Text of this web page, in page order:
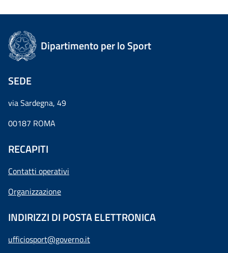
Dipartimento per lo Sport
SEDE
via Sardegna, 49
00187 ROMA
RECAPITI
Contatti operativi
Organizzazione
INDIRIZZI DI POSTA ELETTRONICA
ufficiosport@governo.it